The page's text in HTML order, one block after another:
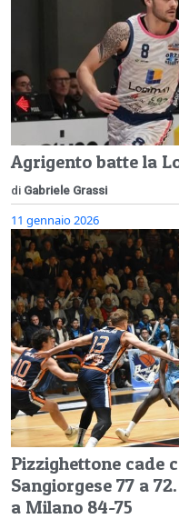
Agrigento batte la
di Gabriele Grassi
11 gennaio 2026
Pizzighettone cade
Sangiorgese 77 a
a Milano 84-75